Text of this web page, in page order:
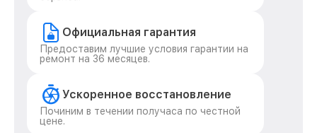
Официальная гарантия
Предоставим лучшие условия гарантии на
ремонт на 36 месяцев.
Ускоренное восстановление
Починим в течении получаса по честной
цене.